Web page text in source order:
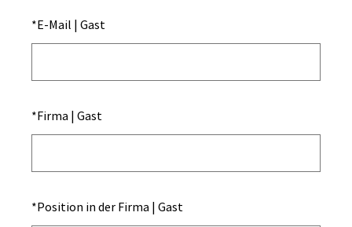
*E-Mail | Gast
*Firma | Gast
*Position in der Firma | Gast